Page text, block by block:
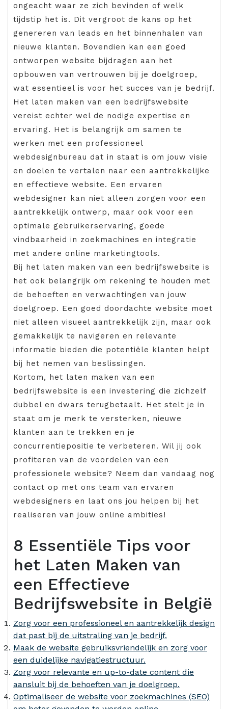
ongeacht waar ze zich bevinden of welk
tijdstip het is. Dit vergroot de kans op het
genereren van leads en het binnenhalen van
nieuwe klanten. Bovendien kan een goed
ontworpen website bijdragen aan het
opbouwen van vertrouwen bij je doelgroep,
wat essentieel is voor het succes van je bedrijf.
Het laten maken van een bedrijfswebsite
vereist echter wel de nodige expertise en
ervaring. Het is belangrijk om samen te
werken met een professioneel
webdesignbureau dat in staat is om jouw visie
en doelen te vertalen naar een aantrekkelijke
en effectieve website. Een ervaren
webdesigner kan niet alleen zorgen voor een
aantrekkelijk ontwerp, maar ook voor een
optimale gebruikerservaring, goede
vindbaarheid in zoekmachines en integratie
met andere online marketingtools.
Bij het laten maken van een bedrijfswebsite is
het ook belangrijk om rekening te houden met
de behoeften en verwachtingen van jouw
doelgroep. Een goed doordachte website moet
niet alleen visueel aantrekkelijk zijn, maar ook
gemakkelijk te navigeren en relevante
informatie bieden die potentiële klanten helpt
bij het nemen van beslissingen.
Kortom, het laten maken van een
bedrijfswebsite is een investering die zichzelf
dubbel en dwars terugbetaalt. Het stelt je in
staat om je merk te versterken, nieuwe
klanten aan te trekken en je
concurrentiepositie te verbeteren. Wil jij ook
profiteren van de voordelen van een
professionele website? Neem dan vandaag nog
contact op met ons team van ervaren
webdesigners en laat ons jou helpen bij het
realiseren van jouw online ambities!
8 Essentiële Tips voor
het Laten Maken van
een Effectieve
Bedrijfswebsite in België
Zorg voor een professioneel en aantrekkelijk design
dat past bij de uitstraling van je bedrijf.
Maak de website gebruiksvriendelijk en zorg voor
een duidelijke navigatiestructuur.
Zorg voor relevante en up-to-date content die
aansluit bij de behoeften van je doelgroep.
Optimaliseer de website voor zoekmachines (SEO)